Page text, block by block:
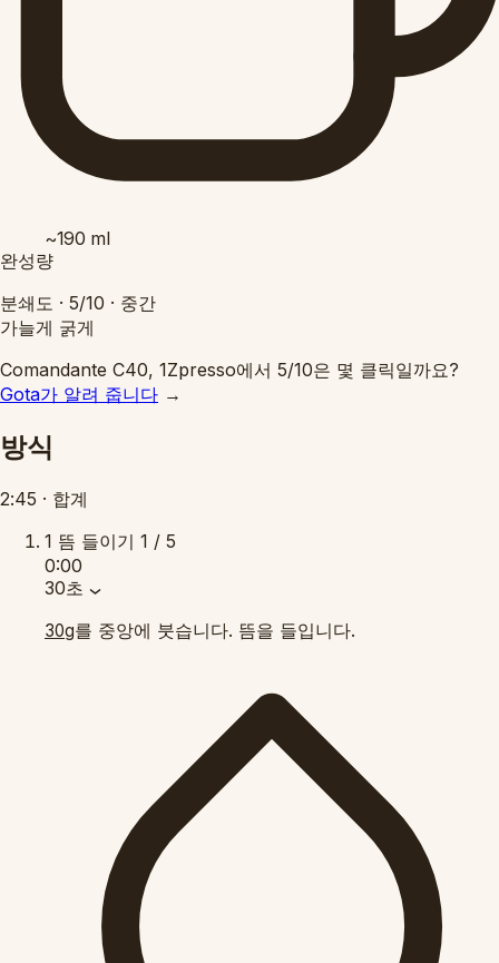
~190 ml
완성량
분쇄도 · 5/10 · 중간
가늘게 굵게
Comandante C40, 1Zpresso에서 5/10은 몇 클릭일까요?
Gota가 알려 줍니다 →
방식
2:45 · 합계
1 뜸 들이기 1 / 5
0:00
30초
30g를 중앙에 붓습니다. 뜸을 들입니다.